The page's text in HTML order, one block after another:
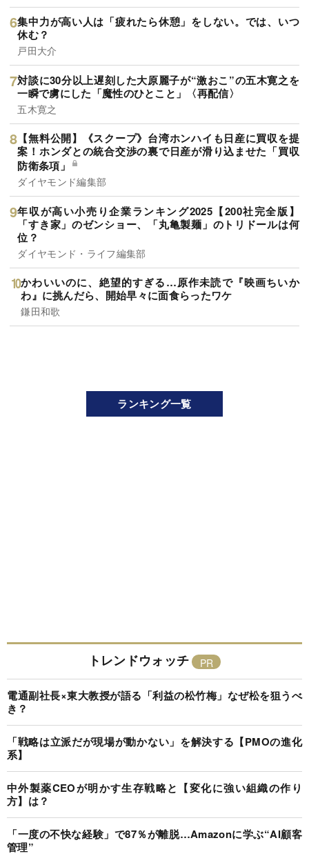
集中力が高い人は「疲れたら休憩」をしない。では、いつ
休む？
戸田大介
対談に30分以上遅刻した大原麗子が“激おこ”の五木寛之を
一瞬で虜にした「魔性のひとこと」〈再配信〉
五木寛之
【無料公開】《スクープ》台湾ホンハイも日産に買収を提
案！ホンダとの統合交渉の裏で日産が滑り込ませた「買収
防衛条項」
ダイヤモンド編集部
年収が高い小売り企業ランキング2025【200社完全版】
「すき家」のゼンショー、「丸亀製麺」のトリドールは何
位？
ダイヤモンド・ライフ編集部
かわいいのに、絶望的すぎる…原作未読で『映画ちいか
わ』に挑んだら、開始早々に面食らったワケ
鎌田和歌
ランキング一覧
トレンドウォッチ
電通副社長×東大教授が語る「利益の松竹梅」なぜ松を狙うべ
き？
「戦略は立派だが現場が動かない」を解決する【PMOの進化
系】
中外製薬CEOが明かす生存戦略と【変化に強い組織の作り
方】は？
「一度の不快な経験」で87％が離脱…Amazonに学ぶ“AI顧客
管理”